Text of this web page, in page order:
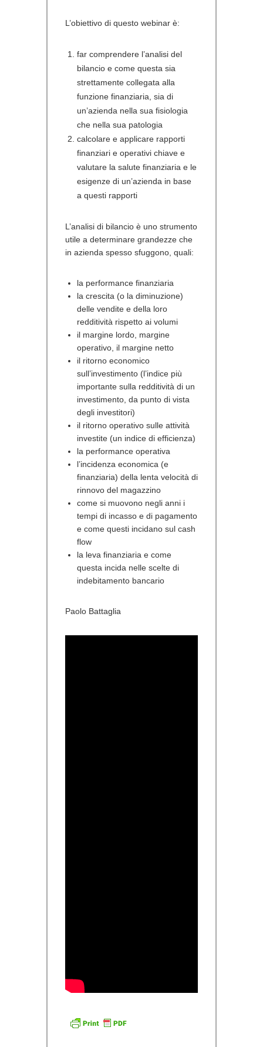
L’obiettivo di questo webinar è:
far comprendere l’analisi del
bilancio e come questa sia
strettamente collegata alla
funzione finanziaria, sia di
un’azienda nella sua fisiologia
che nella sua patologia
calcolare e applicare rapporti
finanziari e operativi chiave e
valutare la salute finanziaria e le
esigenze di un’azienda in base
a questi rapporti
L’analisi di bilancio è uno strumento
utile a determinare grandezze che
in azienda spesso sfuggono, quali:
la performance finanziaria
la crescita (o la diminuzione)
delle vendite e della loro
redditività rispetto ai volumi
il margine lordo, margine
operativo, il margine netto
il ritorno economico
sull’investimento (l’indice più
importante sulla redditività di un
investimento, da punto di vista
degli investitori)
il ritorno operativo sulle attività
investite (un indice di efficienza)
la performance operativa
l’incidenza economica (e
finanziaria) della lenta velocità di
rinnovo del magazzino
come si muovono negli anni i
tempi di incasso e di pagamento
e come questi incidano sul cash
flow
la leva finanziaria e come
questa incida nelle scelte di
indebitamento bancario
Paolo Battaglia